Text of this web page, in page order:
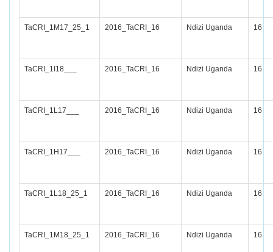
TaCRI_1M17_25_1 2016_TaCRI_16 Ndizi Uganda 16
TaCRI_1I18___ 2016_TaCRI_16 Ndizi Uganda 16
TaCRI_1L17___ 2016_TaCRI_16 Ndizi Uganda 16
TaCRI_1H17___ 2016_TaCRI_16 Ndizi Uganda 16
TaCRI_1L18_25_1 2016_TaCRI_16 Ndizi Uganda 16
TaCRI_1M18_25_1 2016_TaCRI_16 Ndizi Uganda 16